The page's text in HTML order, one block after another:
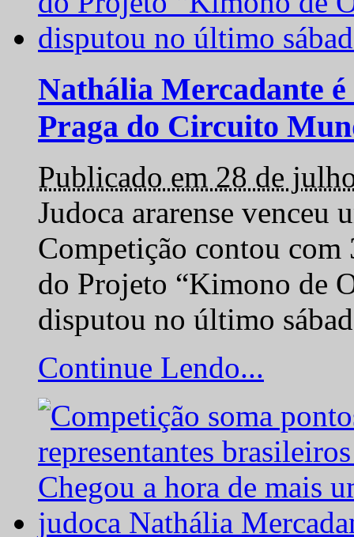
Nathália Mercadante
Praga do Circuito
Publicado em 28 de
Judoca ararense venceu
Competição contou com
do Projeto “Kimono de
disputou no último
Continue Lendo...